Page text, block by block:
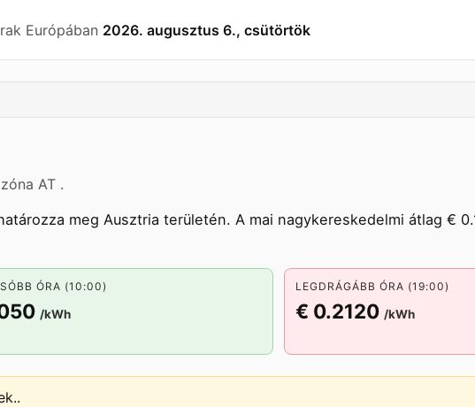
Európában 2026. augusztus 6., csütörtök
AT .
meg Ausztria területén. A mai nagykereskedelmi átlag €
ÓRA (10:00)
/kWh
LEGDRÁGÁBB ÓRA (19:00)
€ 0.2120 /kWh
.